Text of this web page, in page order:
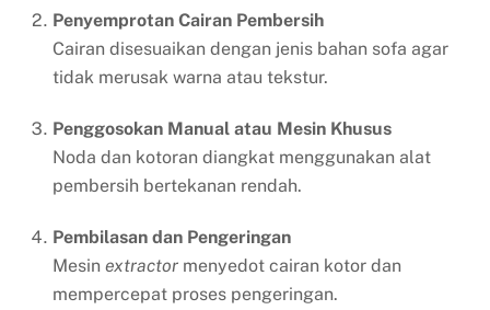
Penyemprotan Cairan Pembersih
Cairan disesuaikan dengan jenis bahan sofa agar
tidak merusak warna atau tekstur.
Penggosokan Manual atau Mesin Khusus
Noda dan kotoran diangkat menggunakan alat
pembersih bertekanan rendah.
Pembilasan dan Pengeringan
Mesin extractor menyedot cairan kotor dan
mempercepat proses pengeringan.